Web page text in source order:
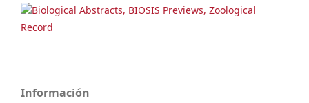
Biological Abstracts, BIOSIS Previews, Zoological
Record
Información